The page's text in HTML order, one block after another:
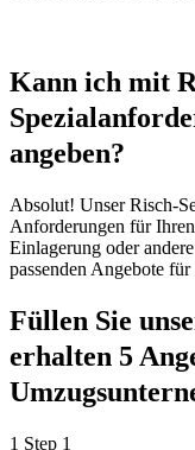
Kann ich mit
angeben?
Absolut! Unser Risch-
Anforderungen für
Einlagerung oder
passenden Angebote für
Füllen Sie
erhalten 5
1 Step 1